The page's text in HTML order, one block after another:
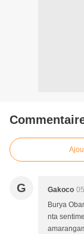
G Gakoco
Burya
nta